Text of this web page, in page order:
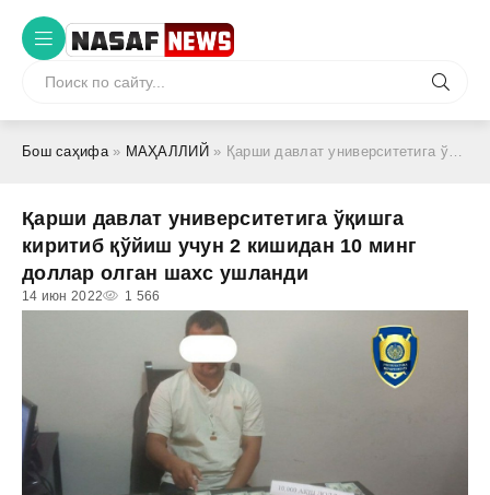
Бош саҳифа» МАҲАЛЛИЙ » Қарши давлат университетига ўқишга киритиб қўйиш учун 2 кишидан 10 минг доллар олган шахс ушланди
Қарши давлат университетига ўқишга
киритиб қўйиш учун 2 кишидан 10 минг
доллар олган шахс ушланди
14 июн 2022 1 566